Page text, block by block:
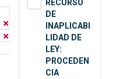
RECURSO
DE
INAPLICABI
LIDAD DE
LEY:
PROCEDEN
CIA